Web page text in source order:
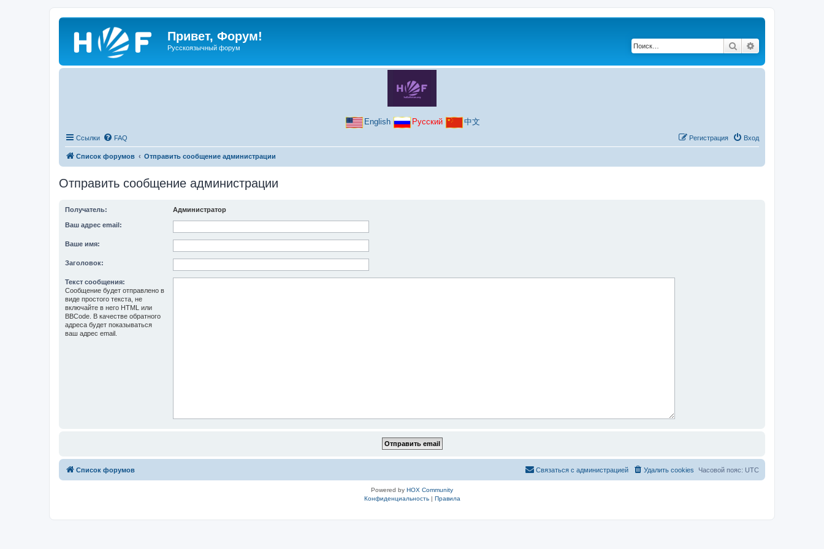
Привет, Форум!
Русскоязычный форум Поиск
English Русский 中文
Ссылки FAQ Вход
Регистрация
Список форумов Отправить сообщение администрации
Отправить сообщение администрации
Получатель: Администратор
Ваш адрес email:
Ваше имя:
Заголовок:
Текст сообщения:
Сообщение будет отправлено в
виде простого текста, не
включайте в него HTML или
BBCode. В качестве обратного
адреса будет показываться
ваш адрес email.
Список форумов Часовой пояс: UTC
Удалить cookies
Связаться с администрацией
Powered by HOX Community
Конфиденциальность| Правила